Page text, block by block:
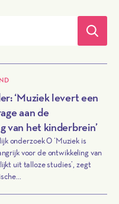
‘Muziek levert een
aan de
van het kinderbrein’
onderzoek 0 ‘Muziek is
voor de ontwikkeling van
uit talloze studies’, zegt